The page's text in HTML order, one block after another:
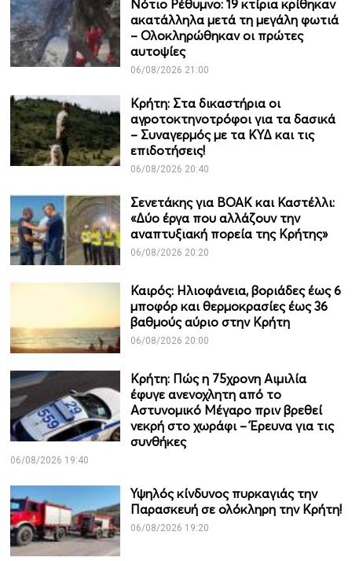
Νότιο Ρέθυμνο: 19 κτίρια κρίθηκαν
ακατάλληλα μετά τη μεγάλη φωτιά
– Ολοκληρώθηκαν οι πρώτες
αυτοψίες
06/08/2026 21:00
Κρήτη: Στα δικαστήρια οι
αγροτοκτηνοτρόφοι για τα δασικά
– Συναγερμός με τα ΚΥΔ και τις
επιδοτήσεις!
06/08/2026 20:40
Σενετάκης για ΒΟΑΚ και Καστέλλι:
«Δύο έργα που αλλάζουν την
αναπτυξιακή πορεία της Κρήτης»
06/08/2026 20:20
Καιρός: Ηλιοφάνεια, βοριάδες έως 6
μποφόρ και θερμοκρασίες έως 36
βαθμούς αύριο στην Κρήτη
06/08/2026 20:00
Κρήτη: Πώς η 75χρονη Αιμιλία
έφυγε ανενοχλητη από το
Αστυνομικό Μέγαρο πριν βρεθεί
νεκρή στο χωράφι – Έρευνα για τις
συνθήκες
06/08/2026 19:40
Υψηλός κίνδυνος πυρκαγιάς την
Παρασκευή σε ολόκληρη την Κρήτη!
06/08/2026 19:20